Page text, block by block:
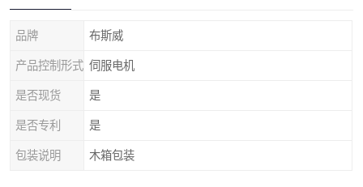
品牌 布斯威
产品控制形式 伺服电机
是否现货 是
是否专利 是
包装说明 木箱包装